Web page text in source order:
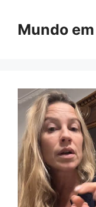
paraMundo